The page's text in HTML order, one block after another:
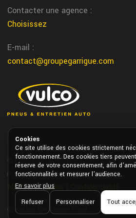
Nous changeons votre batterie auto
cere chez garrigue vulco
La Teste de Buch magasin
Vous trouvez votre magasin specialiste
St Laurent Medoc garage
Nous realisons la reparation de vos
contrat entretien flotte
Nous proposons un service
des flottes de vehicules de pompes
delais chez Vulco Garrigue Nerac
changement pneus
Contacter une agence :
Choisissez
E-mail :
contact@groupegarrigue.com
© Copyright GROUPE GARRIGUE
réservés.
Mentions légales
Création Be Aware Prod
Cookies
Ce site utilise des cookies strictement
fonctionnement. Des cookies tiers
réserve de votre consentement, afin
fonctionnalités et mesurer l’audience.
En savoir plus
Refuser
Personnaliser Tout